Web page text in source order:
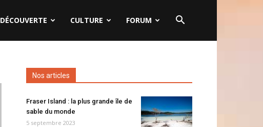
DÉCOUVERTE CULTURE FORUM
Nos articles
Fraser Island : la plus grande île de
sable du monde
5 septembre 2023